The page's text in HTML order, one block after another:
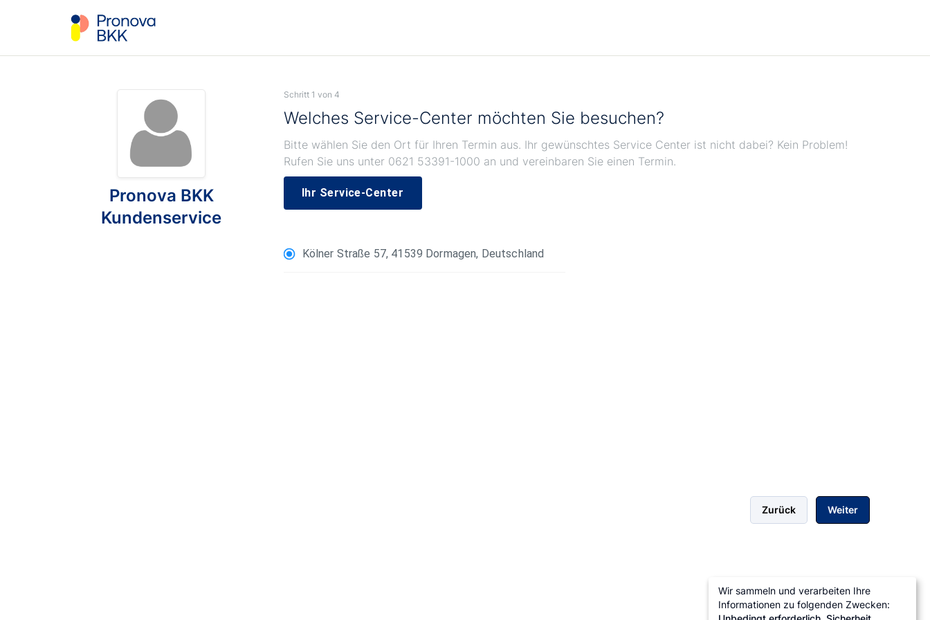
Pronova BKK
Kundenservice
Schritt 1 von 4
Welches Service-Center möchten Sie besuchen?
Bitte wählen Sie den Ort für Ihren Termin aus. Ihr gewünschtes Service Center ist nicht dabei? Kein Problem!
Rufen Sie uns unter 0621 53391-1000 an und vereinbaren Sie einen Termin.
Ihr Service-Center
Kölner Straße 57, 41539 Dormagen, Deutschland
Zurück Weiter
Wir sammeln und verarbeiten Ihre
Informationen zu folgenden Zwecken: